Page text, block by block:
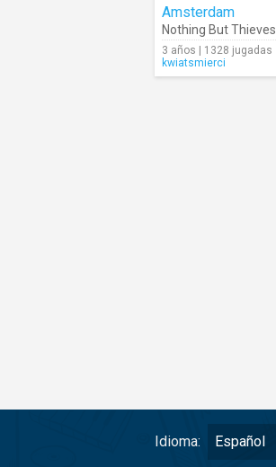
Amsterdam
Nothing But Thieves
3 años | 1328 jugadas
kwiatsmierci
Idioma: Español